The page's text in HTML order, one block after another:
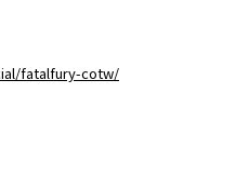
fatalfury-cotw/